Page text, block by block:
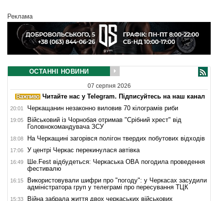
Реклама
ОСТАННІ НОВИНИ
07 серпня 2026
Читайте нас у Telegram. Підписуйтесь на наш канал
20:01 Черкащанин незаконно виловив 70 кілограмів риби
19:05
Військовий із Чорнобая отримав "Срібний хрест" від
Головнокомандувача ЗСУ
18:08 На Черкащині загорівся полігон твердих побутових відходів
17:06 У центрі Черкас перекинулася автівка
16:49
Ше.Fest відбудеться: Черкаська ОВА погодила проведення
фестивалю
16:15
Використовували шифри про "погоду": у Черкасах засудили
адміністратора груп у телеграмі про пересування ТЦК
15:33 Війна забрала життя двох черкаських військових